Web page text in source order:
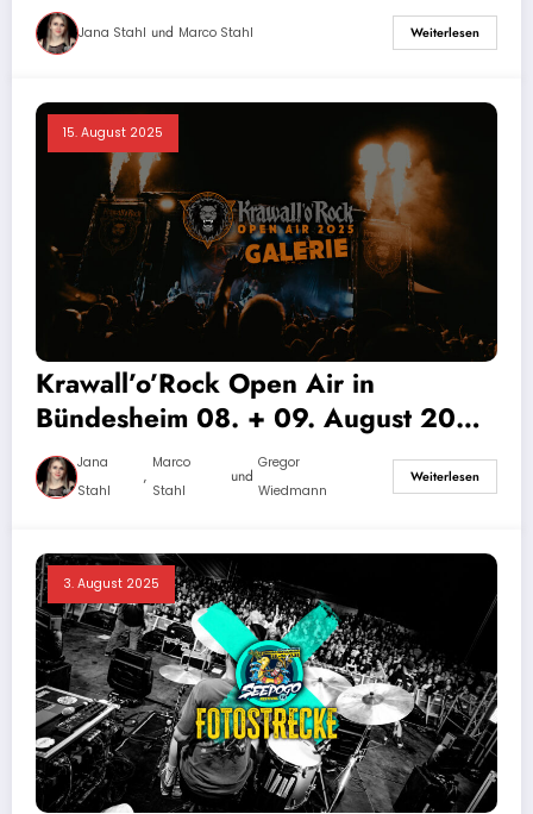
Bildergalerie
Jana Stahl und Marco Stahl Weiterlesen
15. August 2025
Krawall’o’Rock Open Air in
Bündesheim 08. + 09. August 2025
-Bildergalerie
Jana
Stahl
,
Marco
Stahl
und
Gregor
Wiedmann
Weiterlesen
3. August 2025